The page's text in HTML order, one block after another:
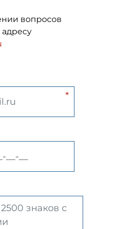
вопросов